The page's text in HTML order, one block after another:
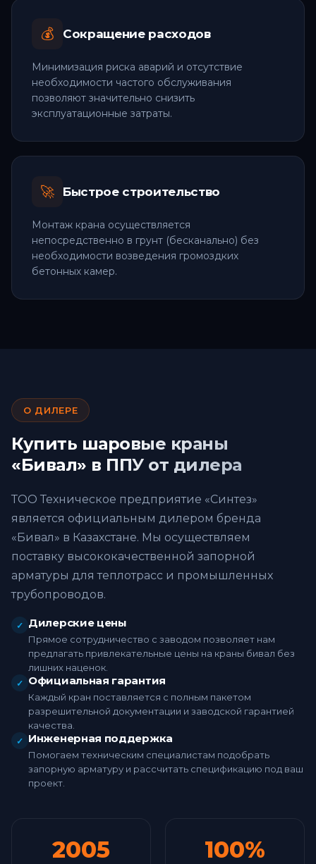
💰 Сокращение расходов
Минимизация риска аварий и отсутствие
необходимости частого обслуживания
позволяют значительно снизить
эксплуатационные затраты.
🚀 Быстрое строительство
Монтаж крана осуществляется
непосредственно в грунт (бесканально) без
необходимости возведения громоздких
бетонных камер.
О ДИЛЕРЕ
Купить шаровые краны
«Бивал» в ППУ от дилера
ТОО Техническое предприятие «Синтез»
является официальным дилером бренда
«Бивал» в Казахстане. Мы осуществляем
поставку высококачественной запорной
арматуры для теплотрасс и промышленных
трубопроводов.
✓ Дилерские цены
Прямое сотрудничество с заводом позволяет нам
предлагать привлекательные цены на краны бивал без
лишних наценок.
✓ Официальная гарантия
Каждый кран поставляется с полным пакетом
разрешительной документации и заводской гарантией
качества.
✓ Инженерная поддержка
Помогаем техническим специалистам подобрать
запорную арматуру и рассчитать спецификацию под ваш
проект.
2005 100%